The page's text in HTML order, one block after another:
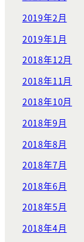
2019年2月
2019年1月
2018年12月
2018年11月
2018年10月
2018年9月
2018年8月
2018年7月
2018年6月
2018年5月
2018年4月